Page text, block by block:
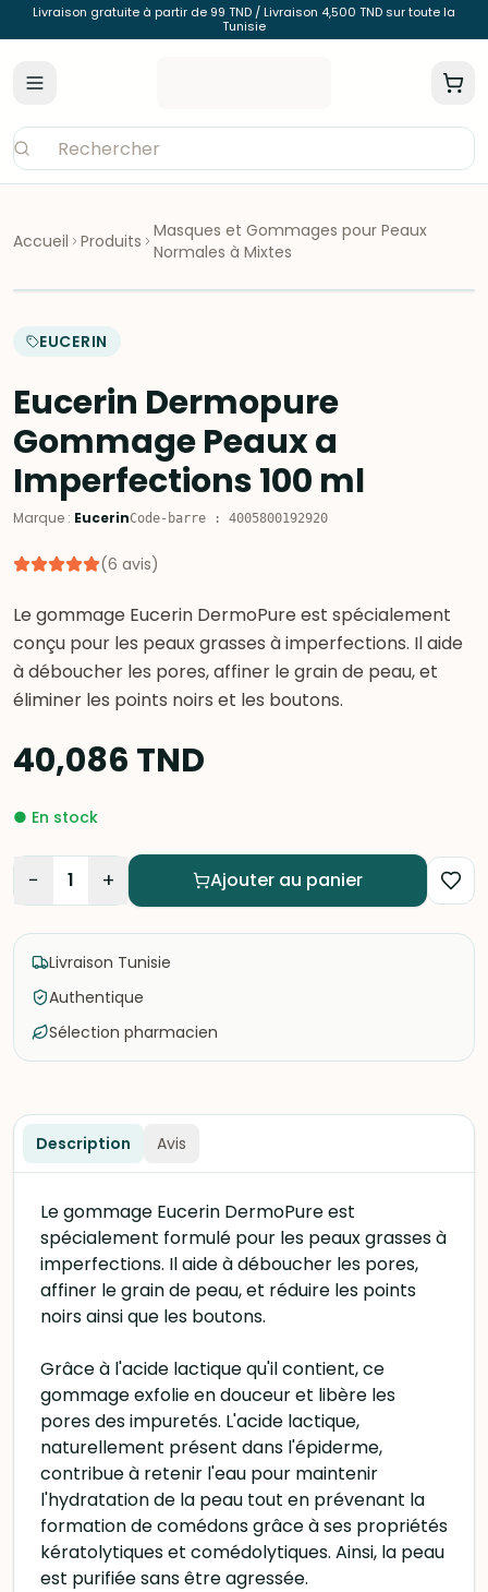
Livraison gratuite à partir de 99 TND / Livraison 4,500 TND sur toute la
Tunisie
Accueil Produits Masques et Gommages pour Peaux
Normales à Mixtes
EUCERIN
Eucerin Dermopure
Gommage Peaux a
Imperfections 100 ml
Marque : EucerinCode-barre : 4005800192920
(6 avis)
Le gommage Eucerin DermoPure est spécialement
conçu pour les peaux grasses à imperfections. Il aide
à déboucher les pores, affiner le grain de peau, et
éliminer les points noirs et les boutons.
40,086 TND
● En stock
− 1 + Ajouter au panier
Livraison Tunisie
Authentique
Sélection pharmacien
Description Avis
Le gommage Eucerin DermoPure est
spécialement formulé pour les peaux grasses à
imperfections. Il aide à déboucher les pores,
affiner le grain de peau, et réduire les points
noirs ainsi que les boutons.
Grâce à l'acide lactique qu'il contient, ce
gommage exfolie en douceur et libère les
pores des impuretés. L'acide lactique,
naturellement présent dans l'épiderme,
contribue à retenir l'eau pour maintenir
l'hydratation de la peau tout en prévenant la
formation de comédons grâce à ses propriétés
kératolytiques et comédolytiques. Ainsi, la peau
est purifiée sans être agressée.